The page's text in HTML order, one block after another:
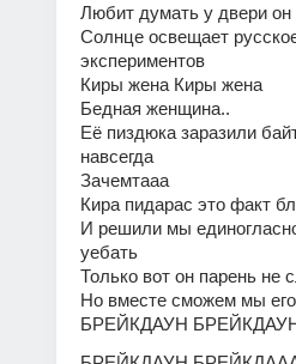
Любит думать у двери он
Солнце освещает
экспериментов
Киры жена Киры жена
Бедная женщина..
Её пиздюка заразили
навсегда
Зачемтааа
Кира пидарас это факт
И решили мы
уебать
Только вот он парень не
Но вместе сможем мы
БРЕЙКДАУН